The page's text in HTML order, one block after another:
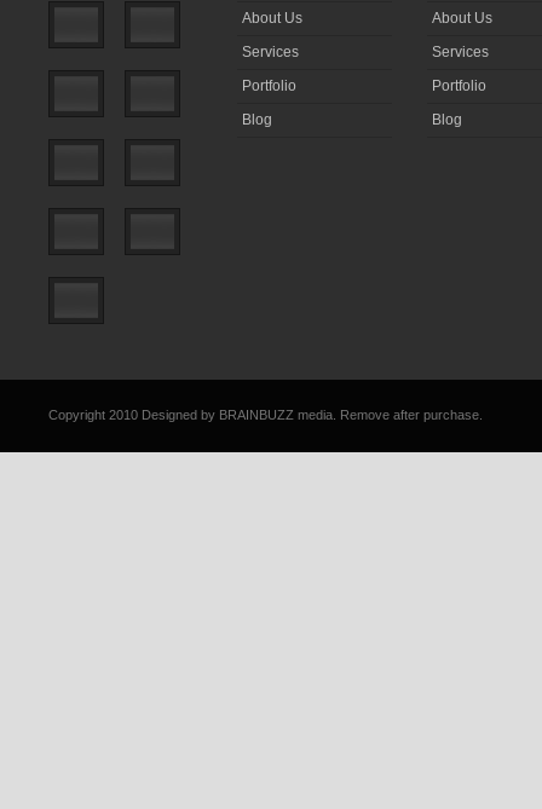
About Us
Services
Portfolio
Blog
About Us
Services
Portfolio
Blog
Copyright 2010 Designed by BRAINBUZZ media . Remove after purchase.